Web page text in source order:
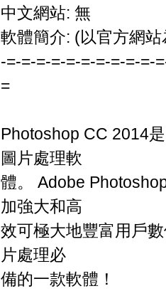
中文網站: 無
軟體簡介: (以官方網站
-=-=-=-=-=-=-=-=-=-=-
=
Photoshop CC 2014
圖片處理軟
體。 Adobe
加強大和高
效可極大地豐富用戶
片處理必
備的一款軟體！